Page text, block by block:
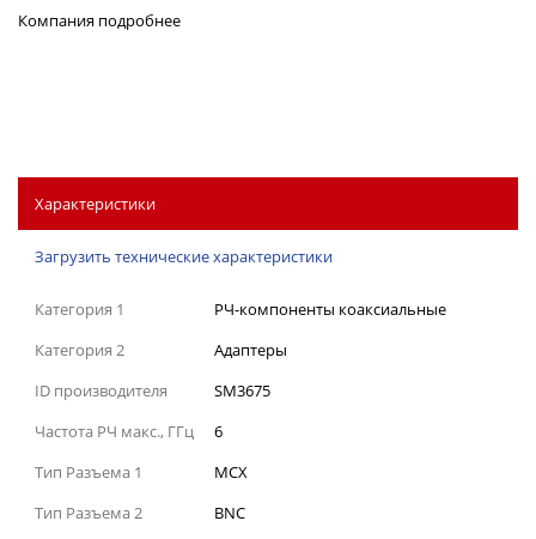
Компания подробнее
Характеристики
Загрузить технические характеристики
Категория 1
РЧ-компоненты коаксиальные
Категория 2
Адаптеры
ID производителя
SM3675
Частота РЧ макс., ГГц
6
Тип Разъема 1
MCX
Тип Разъема 2
BNC